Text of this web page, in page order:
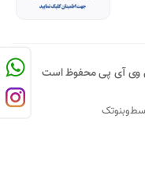
وی آی پی محفوظ است
وبنوتک